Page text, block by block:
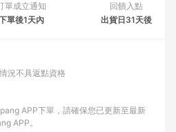
單成立通知
單後1天內
回饋入點
出貨日31天後
況不具返點資格
APP下單，請確保您已更新至最新
APP。